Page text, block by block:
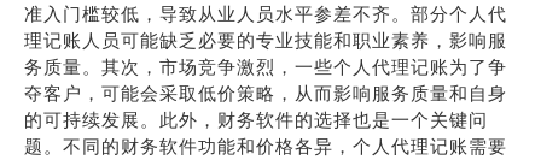
准入门槛较低，导致从业人员水平参差不齐。部分个人代
理记账人员可能缺乏必要的专业技能和职业素养，影响服
务质量。其次，市场竞争激烈，一些个人代理记账为了争
夺客户，可能会采取低价策略，从而影响服务质量和自身
的可持续发展。此外，财务软件的选择也是一个关键问
题。不同的财务软件功能和价格各异，个人代理记账需要